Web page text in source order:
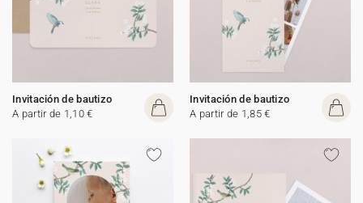
Invitación de bautizo
A partir de 1,10 €
Invitación de bautizo
A partir de 1,85 €